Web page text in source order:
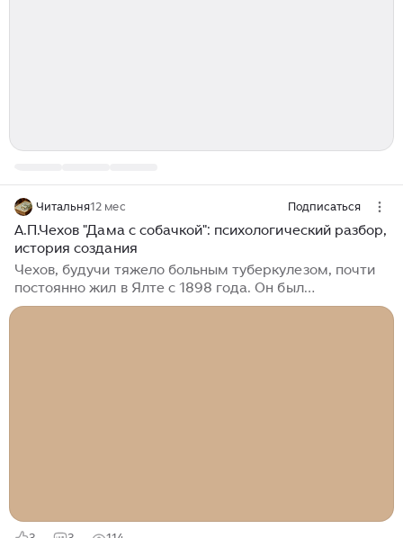
Читальня12 мес Подписаться
А.П.Чехов "Дама с собачкой": психологический разбор,
история создания
Чехов, будучи тяжело больным туберкулезом, почти
постоянно жил в Ялте с 1898 года. Он был
внимательным наблюдателем атмосферы курортного